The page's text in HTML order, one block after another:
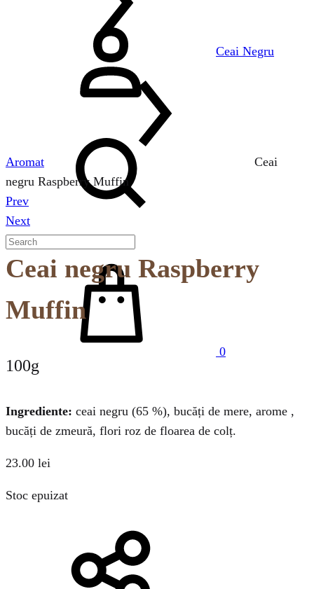
0
Ceai Negru
Aromat
Ceai
negru Raspberry Muffin
Product
navigation
Prev
Next
Ceai negru Raspberry
Muffin
100g
Ingrediente: ceai negru (65 %), bucăți de mere, arome ,
bucăți de zmeură, flori roz de floarea de colț.
23.00 lei
Stoc epuizat